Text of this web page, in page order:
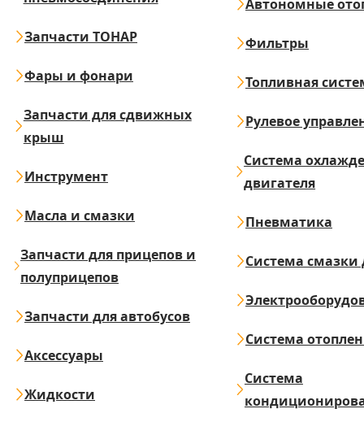
Запчасти ТОНАР
Фары и фонари
Запчасти для сдвижных
крыш
Инструмент
Масла и смазки
Запчасти для прицепов и
полуприцепов
Запчасти для автобусов
Аксессуары
Жидкости
Автономные
Фильтры
Топливная
Рулевое
Система
двигателя
Пневматика
Система смазки
Система
Система